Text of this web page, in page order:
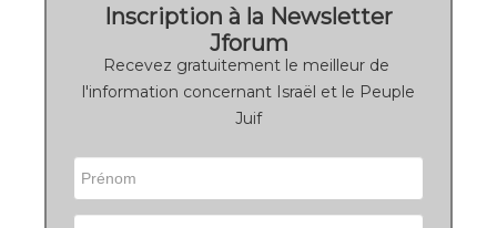
Inscription à la Newsletter
Jforum
Recevez gratuitement le meilleur de
l'information concernant Israël et le Peuple
Juif